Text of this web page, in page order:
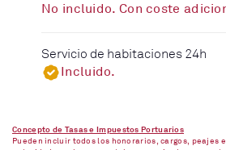
No incluido. Con coste
Servicio de habitaciones 24h
Incluido.
Concepto de Tasas e Impuestos Portuarios
Pueden incluir todos los honorarios, cargos, peajes